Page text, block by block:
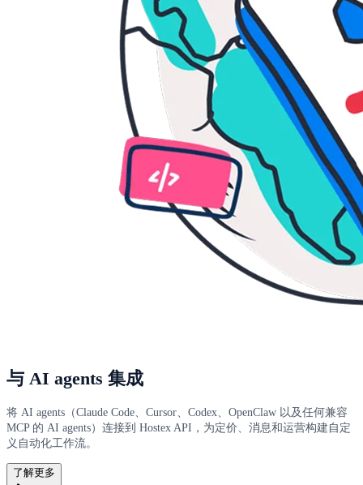
与 AI agents 集成
将 AI agents（Claude Code、Cursor、Codex、OpenClaw 以及任何兼容
MCP 的 AI agents）连接到 Hostex API，为定价、消息和运营构建自定
义自动化工作流。
了解更多